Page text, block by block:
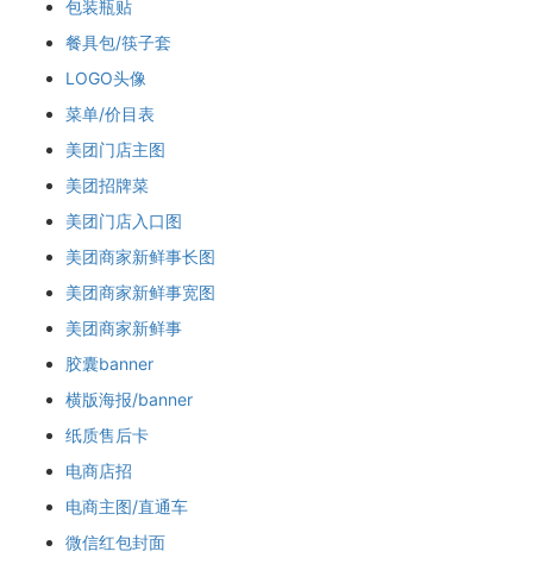
包装瓶贴
餐具包/筷子套
LOGO头像
菜单/价目表
美团门店主图
美团招牌菜
美团门店入口图
美团商家新鲜事长图
美团商家新鲜事宽图
美团商家新鲜事
胶囊banner
横版海报/banner
纸质售后卡
电商店招
电商主图/直通车
微信红包封面